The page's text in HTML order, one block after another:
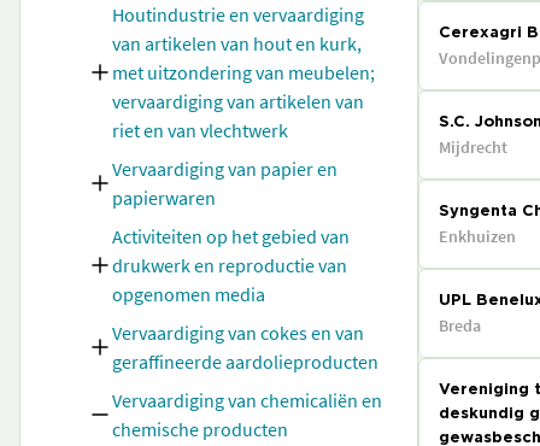
Houtindustrie en vervaardiging
van artikelen van hout en kurk,
met uitzondering van meubelen;
vervaardiging van artikelen van
riet en van vlechtwerk
Vervaardiging van papier en
papierwaren
Activiteiten op het gebied van
drukwerk en reproductie van
opgenomen media
Vervaardiging van cokes en van
geraffineerde aardolieproducten
Vervaardiging van chemicaliën en
chemische producten
Cerexagri
S.C.
Mijdrecht
Syngenta
Enkhuizen
UPL
Breda
Vereniging
deskundig